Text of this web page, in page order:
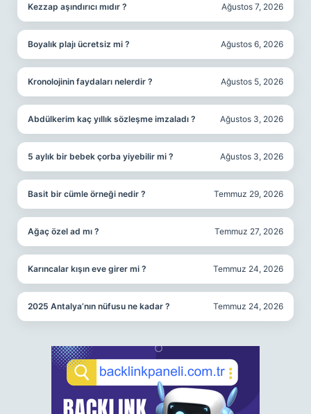
Kezzap aşındırıcı mıdır ? Ağustos 7, 2026
Boyalık plajı ücretsiz mi ? Ağustos 6, 2026
Kronolojinin faydaları nelerdir ? Ağustos 5, 2026
Abdülkerim kaç yıllık sözleşme imzaladı ? Ağustos 3, 2026
5 aylık bir bebek çorba yiyebilir mi ? Ağustos 3, 2026
Basit bir cümle örneği nedir ? Temmuz 29, 2026
Ağaç özel ad mı ? Temmuz 27, 2026
Karıncalar kışın eve girer mi ? Temmuz 24, 2026
2025 Antalya’nın nüfusu ne kadar ? Temmuz 24, 2026